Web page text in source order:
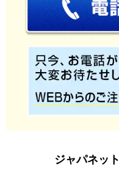
ジャパネッ